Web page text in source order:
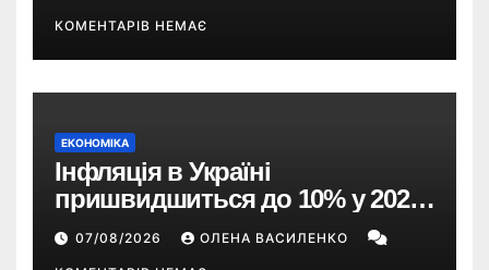
КОМЕНТАРІВ НЕМАЄ
ЕКОНОМІКА
Інфляція в Україні
пришвидшиться до 10% у 2026
році — прогноз НБУ
07/08/2026 ОЛЕНА ВАСИЛЕНКО